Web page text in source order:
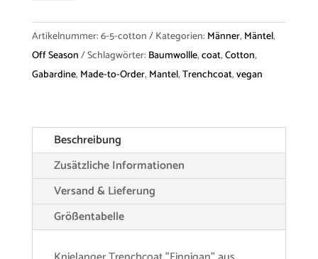
Menge
Artikelnummer:6-5-cotton Kategorien: Männer, Mäntel,
Off Season Schlagwörter: Baumwollle,coat,Cotton,
Gabardine, Made-to-Order, Mantel,Trenchcoat,vegan
Beschreibung
Zusätzliche Informationen
Versand & Lieferung
Größentabelle